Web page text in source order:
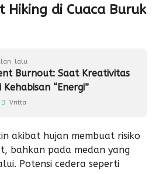
Hiking di Cuaca Buruk
lalu
Burnout: Saat Kreativitas
Kehabisan “Energi”
Vritta
akibat hujan membuat risiko
bahkan pada medan yang
Potensi cedera seperti